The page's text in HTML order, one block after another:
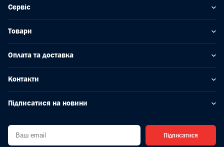
Сервіс
Товари
Оплата та доставка
Контакти
Підписатися на новини
Підписатися